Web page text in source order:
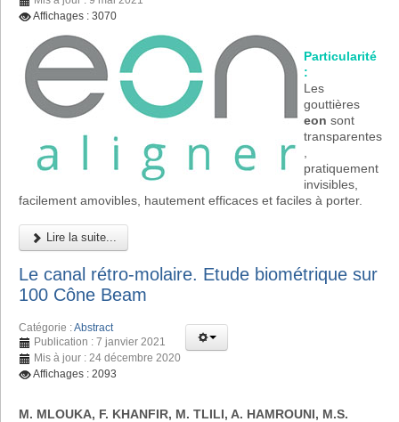
Affichages : 3070
Particularité
:
Les
gouttières
eon sont
transparentes
,
pratiquement
invisibles,
facilement amovibles, hautement efficaces et faciles à porter.
Lire la suite...
Le canal rétro-molaire. Etude biométrique sur
100 Cône Beam
Catégorie :Abstract
Publication : 7 janvier 2021
Mis à jour : 24 décembre 2020
Affichages : 2093
M. MLOUKA, F. KHANFIR, M. TLILI, A. HAMROUNI, M.S.